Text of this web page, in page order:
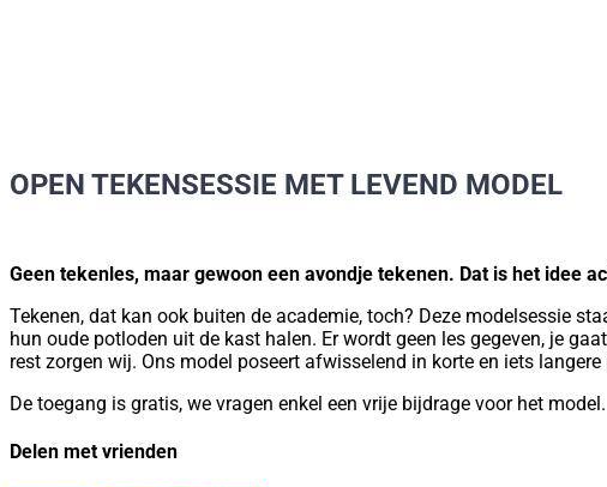
OPEN TEKENSESSIE MET LEVEND MODEL
Geen tekenles, maar gewoon een avondje tekenen. Dat is het idee
Tekenen, dat kan ook buiten de academie, toch? Deze modelsessie
hun oude potloden uit de kast halen. Er wordt geen les gegeven, je
rest zorgen wij. Ons model poseert afwisselend in korte en iets
De toegang is gratis, we vragen enkel een vrije bijdrage voor het model.
Delen met vrienden